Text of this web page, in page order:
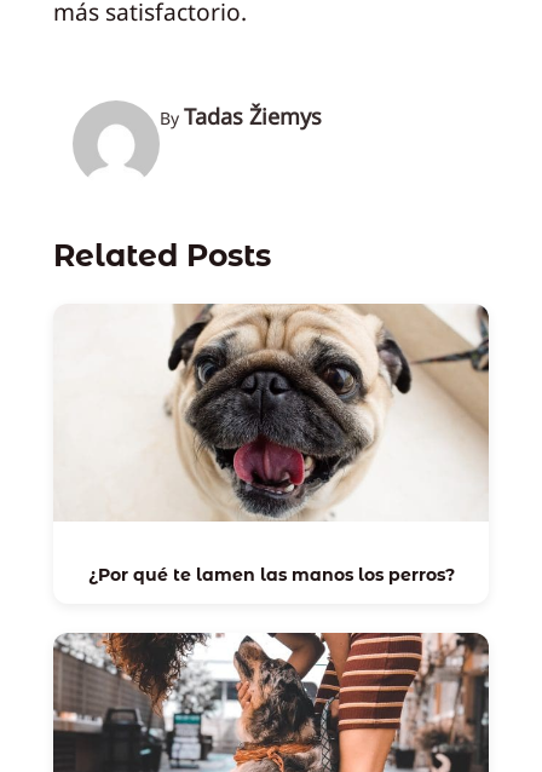
más satisfactorio.
By Tadas Žiemys
Related Posts
¿Por qué te lamen las manos los perros?